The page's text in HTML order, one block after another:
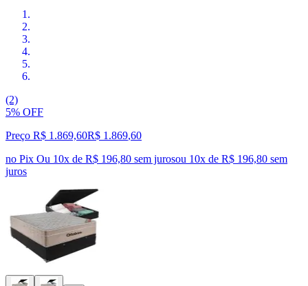
(2)
5% OFF
Preço R$ 1.869,60R$ 1.869,60
no Pix Ou 10x de R$ 196,80 sem jurosou 10x de R$ 196,80 sem
juros